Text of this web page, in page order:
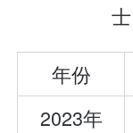
年份
2023年